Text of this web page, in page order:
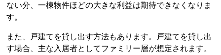
ない分、一棟物件ほどの大きな利益は期待できなくなりま
す。
また、戸建てを貸し出す方法もあります。戸建てを貸し出
す場合、主な入居者としてファミリー層が想定されます。